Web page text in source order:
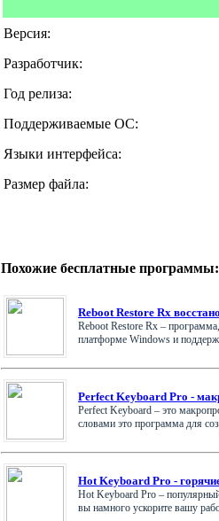
Версия:
Разработчик:
Год релиза:
Поддерживаемые ОС:
Языки интерфейса:
Размер файла:
Похожие бесплатные программы:
Reboot Restore Rx
Reboot Restore Rx –
платформе Windows и
Perfect Keyboard Pro -
Perfect Keyboard – это
словами это программа для
Hot Keyboard Pro -
Hot Keyboard Pro –
вы намного ускорите вашу